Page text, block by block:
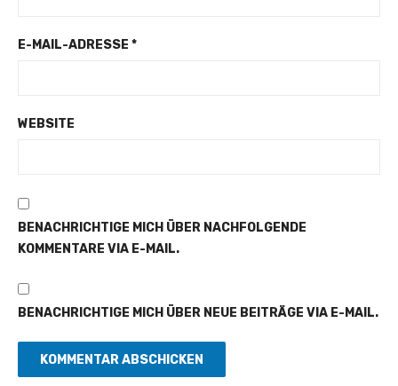
E-MAIL-ADRESSE *
WEBSITE
BENACHRICHTIGE MICH ÜBER NACHFOLGENDE
KOMMENTARE VIA E-MAIL.
BENACHRICHTIGE MICH ÜBER NEUE BEITRÄGE VIA E-MAIL.